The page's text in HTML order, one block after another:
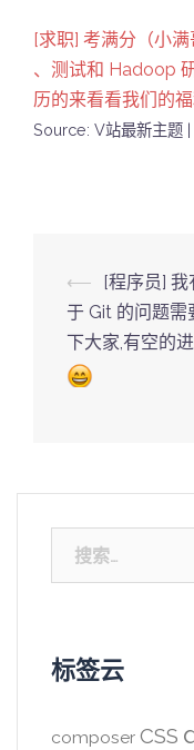
[求职] 考满分（小
、测试和 Hadoop
历的来看看我们的
Source: V站最新主题
Post
⟵
[程序员] 我
于 Git 的问题需
下大家,有空的
索：
标签云
composer CSS